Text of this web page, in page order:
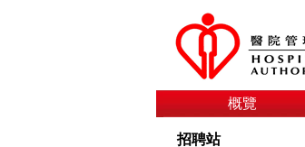
概覽
招聘站